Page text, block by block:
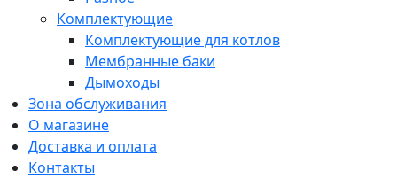
Комплектующие
Комплектующие для котлов
Мембранные баки
Дымоходы
Зона обслуживания
О магазине
Доставка и оплата
Контакты